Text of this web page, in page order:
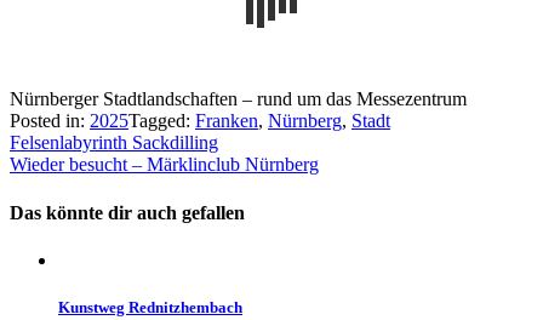
Nürnberger Stadtlandschaften – rund um das Messezentrum
Posted in: 2025Tagged: Franken, Nürnberg, Stadt
Beitragsnavigation
Felsenlabyrinth Sackdilling
Wieder besucht – Märklinclub Nürnberg
Das könnte dir auch gefallen
Kunstweg Rednitzhembach